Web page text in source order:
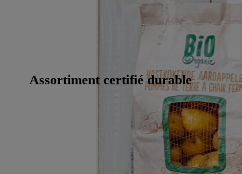
Assortiment certifié durable